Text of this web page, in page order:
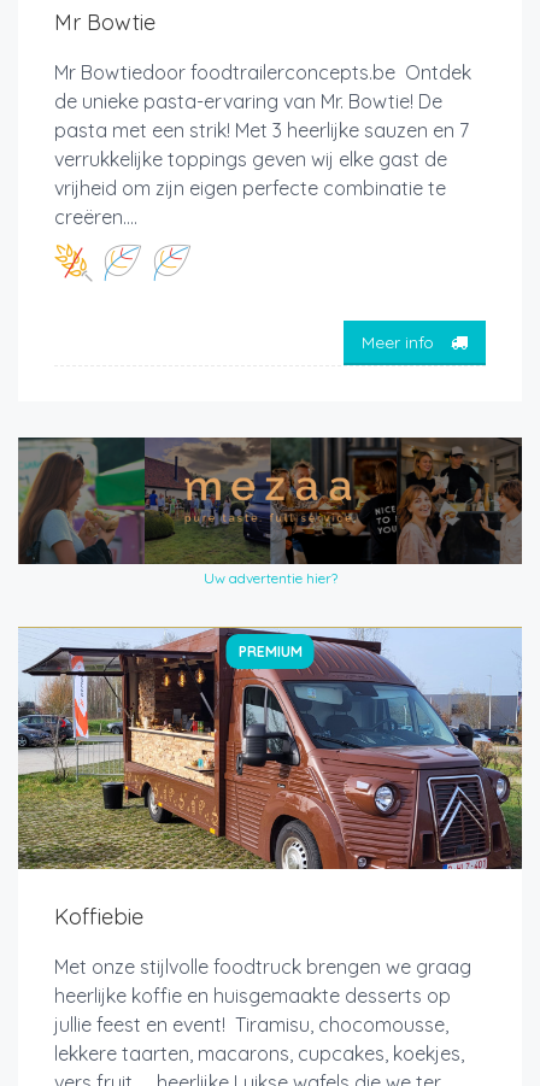
Mr Bowtie
Mr Bowtiedoor foodtrailerconcepts.be Ontdek
de unieke pasta-ervaring van Mr. Bowtie! De
pasta met een strik! Met 3 heerlijke sauzen en 7
verrukkelijke toppings geven wij elke gast de
vrijheid om zijn eigen perfecte combinatie te
creëren....
Meer info
Uw advertentie hier?
PREMIUM
Koffiebie
Met onze stijlvolle foodtruck brengen we graag
heerlijke koffie en huisgemaakte desserts op
jullie feest en event! Tiramisu, chocomousse,
lekkere taarten, macarons, cupcakes, koekjes,